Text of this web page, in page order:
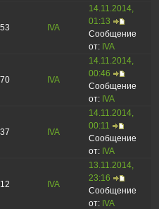
IVA
14.11.2014,
01:13
Сообщение
от: IVA
IVA
14.11.2014,
00:46
Сообщение
от: IVA
IVA
14.11.2014,
00:11
Сообщение
от: IVA
IVA
13.11.2014,
23:16
Сообщение
от: IVA